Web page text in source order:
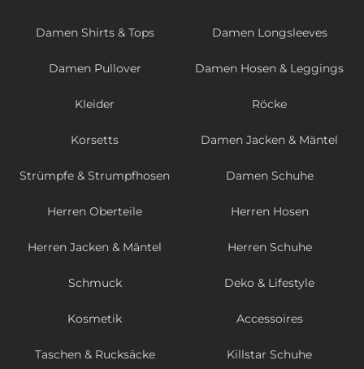
Damen Shirts & Tops Damen Longsleeves
Damen Pullover Damen Hosen & Leggings
Kleider Röcke
Korsetts Damen Jacken & Mäntel
Strümpfe & Strumpfhosen Damen Schuhe
Herren Oberteile Herren Hosen
Herren Jacken & Mäntel Herren Schuhe
Schmuck Deko & Lifestyle
Kosmetik Accessoires
Taschen & Rucksäcke Killstar Schuhe